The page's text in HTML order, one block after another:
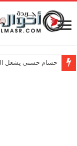
حسام حسني يشعل